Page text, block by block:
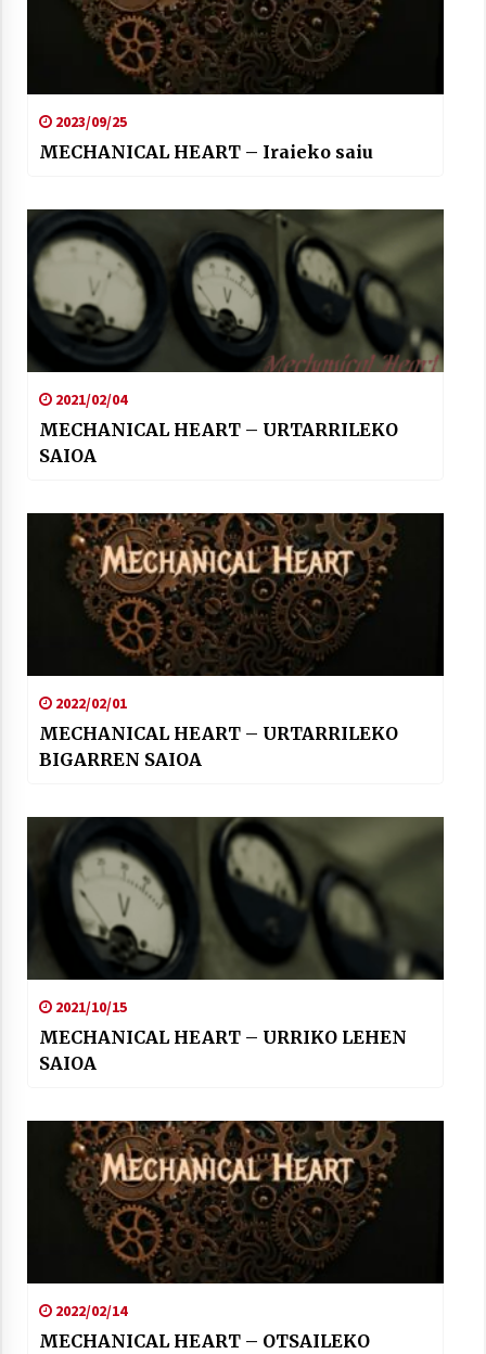
2023/09/25
MECHANICAL HEART – Iraieko saiu
2021/02/04
MECHANICAL HEART – URTARRILEKO
SAIOA
2022/02/01
MECHANICAL HEART – URTARRILEKO
BIGARREN SAIOA
2021/10/15
MECHANICAL HEART – URRIKO LEHEN
SAIOA
2022/02/14
MECHANICAL HEART – OTSAILEKO